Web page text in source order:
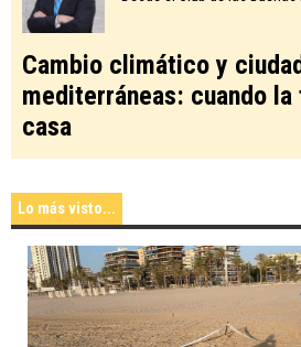
Cambio climático y
mediterráneas: cuando
casa
Lo más visto...